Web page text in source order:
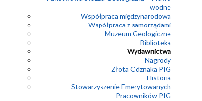
wodne
Współpraca międzynarodowa
Współpraca z samorządami
Muzeum Geologiczne
Biblioteka
Wydawnictwa
Nagrody
Złota Odznaka PIG
Historia
Stowarzyszenie Emerytowanych
Pracowników PIG